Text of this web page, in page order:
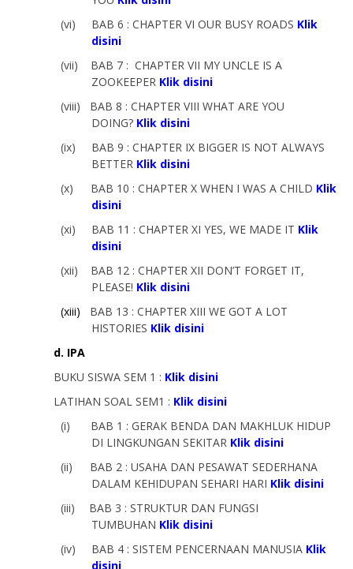
(vi)
BAB 6 : CHAPTER VI OUR BUSY ROADS Klik
disini
(vii)
BAB 7 : CHAPTER VII MY UNCLE IS A
ZOOKEEPER Klik disini
(viii)
BAB 8 : CHAPTER VIII WHAT ARE YOU
DOING? Klik disini
(ix)
BAB 9 : CHAPTER IX BIGGER IS NOT ALWAYS
BETTER Klik disini
(x)
BAB 10 : CHAPTER X WHEN I WAS A CHILD Klik
disini
(xi)
BAB 11 : CHAPTER XI YES, WE MADE IT Klik
disini
(xii)
BAB 12 : CHAPTER XII DON’T FORGET IT,
PLEASE! Klik disini
(xiii)
BAB 13 : CHAPTER XIII WE GOT A LOT
HISTORIES Klik disini
d. IPA
BUKU SISWA SEM 1 : Klik disini
LATIHAN SOAL SEM1 : Klik disini
(i)
BAB 1 : GERAK BENDA DAN MAKHLUK HIDUP
DI LINGKUNGAN SEKITAR Klik disini
(ii)
BAB 2 : USAHA DAN PESAWAT SEDERHANA
DALAM KEHIDUPAN SEHARI HARI Klik disini
(iii)
BAB 3 : STRUKTUR DAN FUNGSI
TUMBUHAN Klik disini
(iv)
BAB 4 : SISTEM PENCERNAAN MANUSIA Klik
disini